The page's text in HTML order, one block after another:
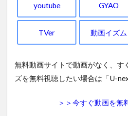
youtube GYAO
TVer 動画イズム
無料動画サイトで動画がなく、す
ズを無料視聴したい場合は「U-
＞＞今すぐ動画を無